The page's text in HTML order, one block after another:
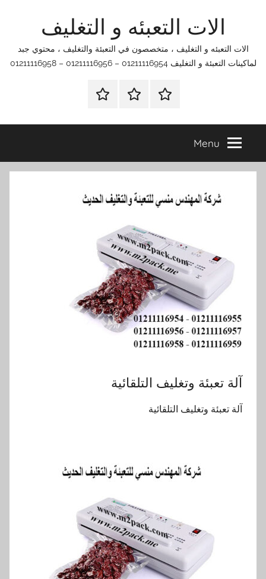
الات التعبئه و التغليف
الات التعبئه و التغليف ، متخصصون في التعبئة والتغليف ، محتوي جبد
لماكينات التعبئة و التغليف 01211116954 – 01211116956 – 01211116958
الرئيسيةاتصل
اتـصـل
في
التي
Menu
آلة تعبئة وتغليف التلقائية
آلة تعبئة وتغليف التلقائية